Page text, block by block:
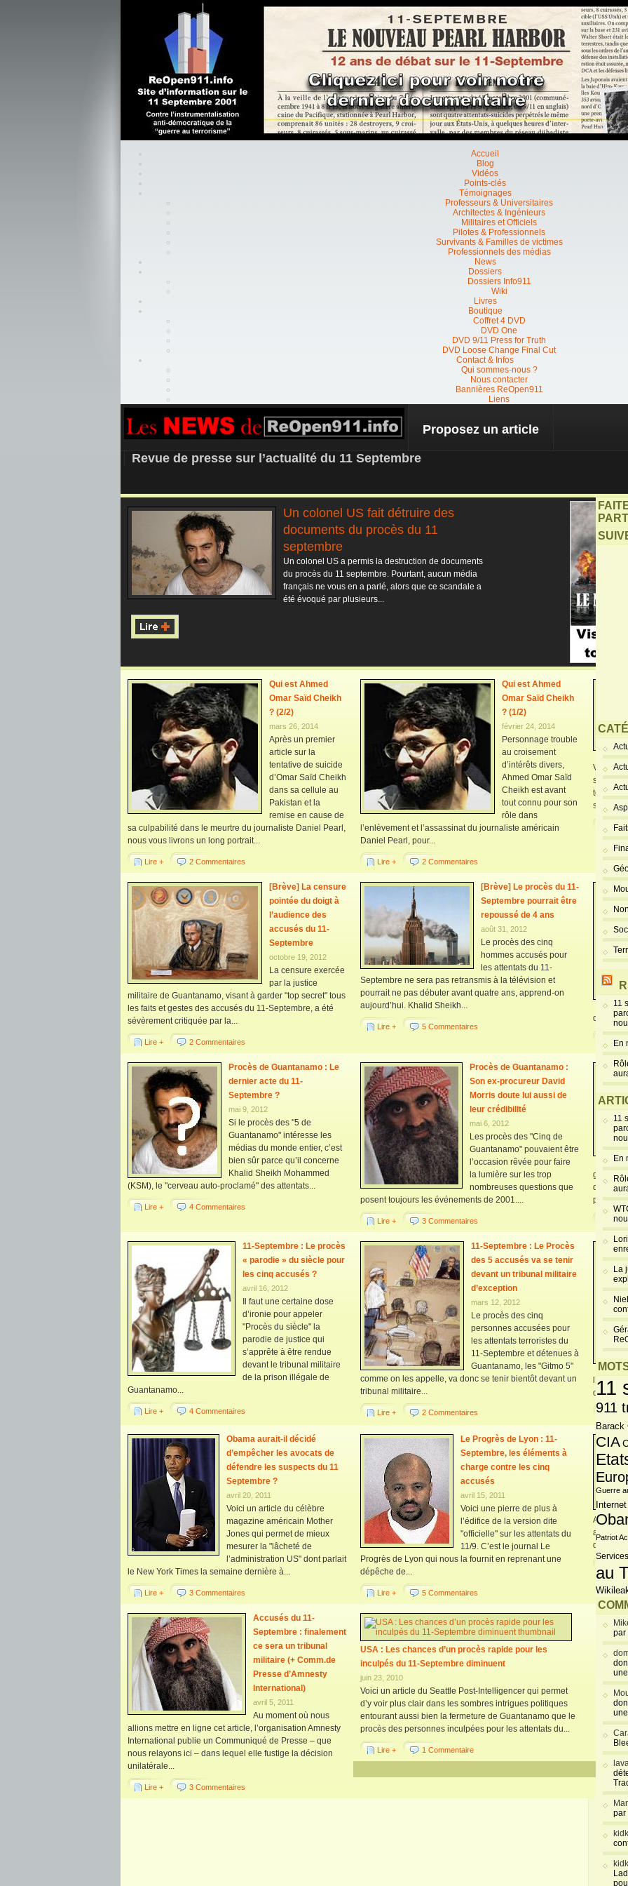
Accueil
Blog
Vidéos
Points-clés
Témoignages
Professeurs & Universitaires
Architectes & Ingénieurs
Militaires et Officiels
Pilotes & Professionnels
Survivants & Familles de victimes
Professionnels des médias
News
Dossiers
Dossiers Info911
Wiki
Livres
Boutique
Coffret 4 DVD
DVD One
DVD 9/11 Press for Truth
DVD Loose Change Final Cut
Contact & Infos
Qui sommes-nous ?
Nous contacter
Bannières ReOpen911
Liens
REOPEN911 – NEWS
Proposez un article
Revue de presse sur l’actualité du 11 Septembre
Un colonel US fait détruire des
documents du procès du 11
septembre
Un colonel US a permis la destruction de documents
du procès du 11 septembre. Pourtant, aucun média
français ne vous en a parlé, alors que ce scandale a
été évoqué par plusieurs...
Qui est Ahmed
Omar Saïd Cheikh
? (2/2)
mars 26, 2014
Après un premier
article sur la
tentative de suicide
d’Omar Saïd Cheikh
dans sa cellule au
Pakistan et la
remise en cause de
sa culpabilité dans le meurtre du journaliste Daniel Pearl,
nous vous livrons un long portrait...
Lire + 2 Commentaires
Qui est Ahmed
Omar Saïd Cheikh
? (1/2)
février 24, 2014
Personnage trouble
au croisement
d’intérêts divers,
Ahmed Omar Saïd
Cheikh est avant
tout connu pour son
rôle dans
l’enlèvement et l’assassinat du journaliste américain
Daniel Pearl, pour...
Lire + 2 Commentaires
Vue du
sur l’île
secrets
Lire +
[Brève] La censure
pointée du doigt à
l’audience des
accusés du 11-
Septembre
octobre 19, 2012
La censure exercée
par la justice
militaire de Guantanamo, visant à garder "top secret" tous
les faits et gestes des accusés du 11-Septembre, a été
sévèrement critiquée par la...
Lire + 2 Commentaires
[Brève] Le procès du 11-
Septembre pourrait être
repoussé de 4 ans
août 31, 2012
Le procès des cinq
hommes accusés pour
les attentats du 11-
Septembre ne sera pas retransmis à la télévision et
pourrait ne pas débuter avant quatre ans, apprend-on
aujourd’hui. Khalid Sheikh...
Lire + 5 Commentaires
qui...
Lire +
Procès de Guantanamo : Le
dernier acte du 11-
Septembre ?
mai 9, 2012
Si le procès des "5 de
Guantanamo" intéresse les
médias du monde entier, c’est
bien sûr parce qu’il concerne
Khalid Sheikh Mohammed
(KSM), le "cerveau auto-proclamé" des attentats...
Lire + 4 Commentaires
Procès de Guantanamo :
Son ex-procureur David
Morris doute lui aussi de
leur crédibilité
mai 6, 2012
Les procès des "Cinq de
Guantanamo" pouvaient être
l’occasion rêvée pour faire
la lumière sur les trop
nombreuses questions que
posent toujours les événements de 2001....
Lire + 3 Commentaires
grâce
décret
Lire +
11-Septembre : Le procès
« parodie » du siècle pour
les cinq accusés ?
avril 16, 2012
Il faut une certaine dose
d’ironie pour appeler
"Procès du siècle" la
parodie de justice qui
s’apprête à être rendue
devant le tribunal militaire
de la prison illégale de
Guantanamo...
Lire + 4 Commentaires
11-Septembre : Le Procès
des 5 accusés va se tenir
devant un tribunal militaire
d’exception
mars 12, 2012
Le procès des cinq
personnes accusées pour
les attentats terroristes du
11-Septembre et détenues à
Guantanamo, les "Gitmo 5"
comme on les appelle, va donc se tenir bientôt devant un
tribunal militaire...
Lire + 2 Commentaires Lire +
Obama aurait-il décidé
d’empêcher les avocats de
défendre les suspects du 11
Septembre ?
avril 20, 2011
Voici un article du célèbre
magazine américain Mother
Jones qui permet de mieux
mesurer la "lâcheté de
l’administration US" dont parlait
le New York Times la semaine dernière à...
Lire + 3 Commentaires
Le Progrès de Lyon : 11-
Septembre, les éléments à
charge contre les cinq
accusés
avril 15, 2011
Voici une pierre de plus à
l’édifice de la version dite
"officielle" sur les attentats du
11/9. C’est le journal Le
Progrès de Lyon qui nous la fournit en reprenant une
dépêche de...
Lire + 5 Commentaires
Amy
après sa
du 11/9
Lire +
Accusés du 11-
Septembre : finalement
ce sera un tribunal
militaire (+ Comm.de
Presse d’Amnesty
International)
avril 5, 2011
Au moment où nous
allions mettre en ligne cet article, l’organisation Amnesty
International publie un Communiqué de Presse – que
nous relayons ici – dans lequel elle fustige la décision
unilatérale...
Lire + 3 Commentaires
USA : Les chances d’un procès rapide pour les
inculpés du 11-Septembre diminuent
juin 23, 2010
Voici un article du Seattle Post-Intelligencer qui permet
d’y voir plus clair dans les sombres intrigues politiques
entourant aussi bien la fermeture de Guantanamo que le
procès des personnes inculpées pour les attentats du...
Lire + 1 Commentaire
11
En
11
En
La
11
911
Barack
CIA
Guerre
Internet
Patriot
au
par
par